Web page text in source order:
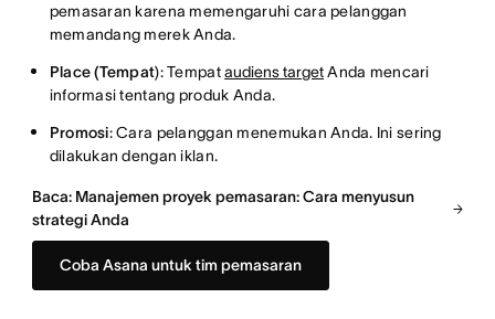
pemasaran karena memengaruhi cara pelanggan
memandang merek Anda.
Place (Tempat): Tempataudiens targetAnda mencari
informasi tentang produk Anda.
Promosi: Cara pelanggan menemukan Anda. Ini sering
dilakukan dengan iklan.
Baca: Manajemen proyek pemasaran: Cara menyusun
strategi Anda
Coba Asana untuk tim pemasaran